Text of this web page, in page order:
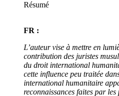
Résumé
FR :
L’auteur vise à mettre en
contribution des juristes
du droit international
cette influence peu traitée
international humanitaire
reconnaissances faites par